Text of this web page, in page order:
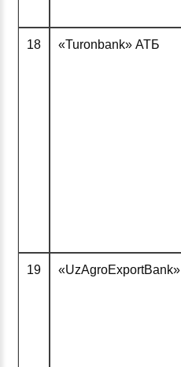
18 «Turonbank» АТБ
19 «UzAgroExportBank»